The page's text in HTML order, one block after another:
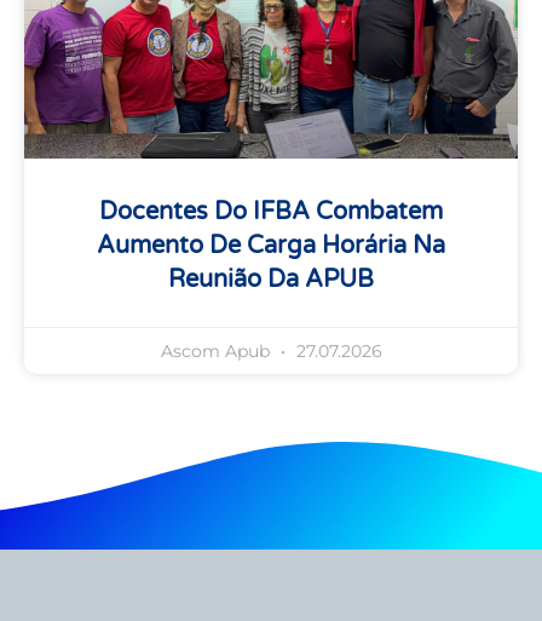
Docentes Do IFBA Combatem
Aumento De Carga Horária Na
Reunião Da APUB
Ascom Apub 27.07.2026